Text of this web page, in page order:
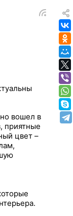
вошел в
приятные
цвет –